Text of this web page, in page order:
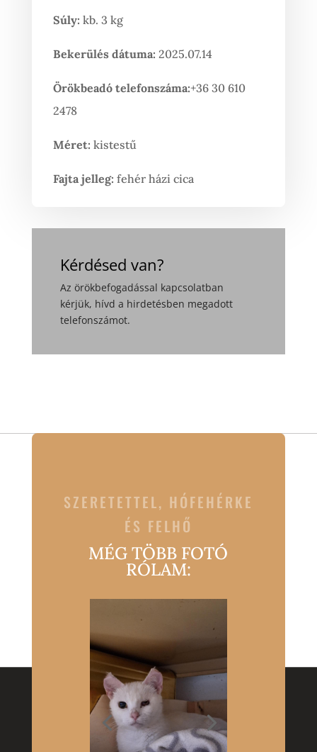
Súly: kb. 3 kg
Bekerülés dátuma: 2025.07.14
Örökbeadó telefonszáma:+36 30 610
2478
Méret: kistestű
Fajta jelleg: fehér házi cica
Kérdésed van?
Az örökbefogadással kapcsolatban
kérjük, hívd a hirdetésben megadott
telefonszámot.
SZERETETTEL, HÓFEHÉRKE
ÉS FELHŐ
MÉG TÖBB FOTÓ
RÓLAM: